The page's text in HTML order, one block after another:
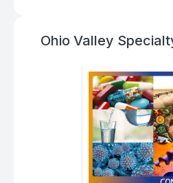
Ohio Valley